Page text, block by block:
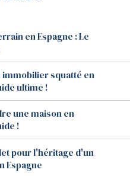
en Espagne : Le
immobilier squatté en
ultime !
une maison en
!
pour l'héritage d'un
Espagne